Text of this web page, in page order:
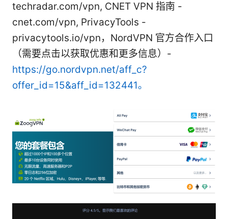
techradar.com/vpn, CNET VPN 指南 -
cnet.com/vpn, PrivacyTools -
privacytools.io/vpn，NordVPN 官方合作入口
（需要点击以获取优惠和更多信息）-
https://go.nordvpn.net/aff_c?
offer_id=15&aff_id=132441。